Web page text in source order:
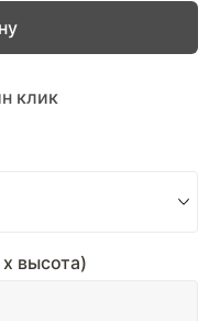
высота)
клик